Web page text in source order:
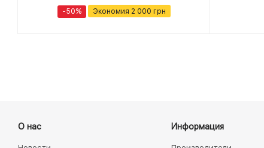
-50% Экономия 2 000 грн
О нас Информация